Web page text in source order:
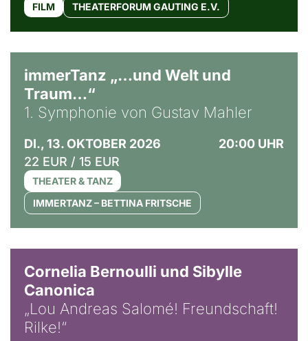
FILM THEATERFORUM GAUTING E.V.
immerTanz „…und Welt und
Traum…“
1. Symphonie von Gustav Mahler
DI., 13. OKTOBER 2026
20:00 UHR
22 EUR / 15 EUR
THEATER & TANZ
IMMERTANZ – BETTINA FRITSCHE
Cornelia Bernoulli und Sibylle
Canonica
„Lou Andreas Salomé! Freundschaft!
Rilke!“